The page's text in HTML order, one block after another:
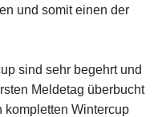
und somit einen der
sind sehr begehrt und
Meldetag überbucht
kompletten Wintercup